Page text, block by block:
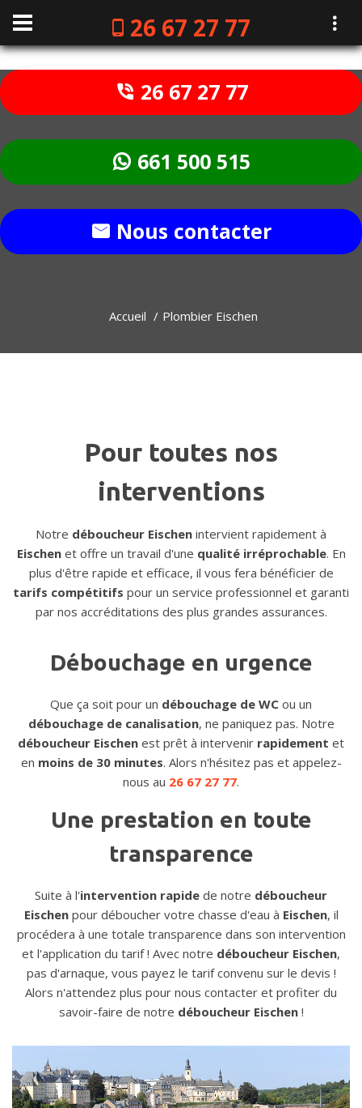
26 67 27 77
26 67 27 77
661 500 515
Nous contacter
Accueil Plombier Eischen
Pour toutes nos
interventions
Notre déboucheur Eischen intervient rapidement à
Eischenet offre un travail d'une qualité irréprochable. En
plus d'être rapide et efficace, il vous fera bénéficier de
tarifs compétitifs pour un service professionnel et garanti
par nos accréditations des plus grandes assurances.
Débouchage en urgence
Que ça soit pour un débouchage de WC ou un
débouchage de canalisation, ne paniquez pas. Notre
déboucheur Eischen est prêt à intervenir rapidement et
en moins de 30 minutes. Alors n'hésitez pas et appelez-
nous au 26 67 27 77.
Une prestation en toute
transparence
Suite à l'intervention rapide de notre déboucheur
Eischenpour déboucher votre chasse d'eau à Eischen, il
procédera à une totale transparence dans son intervention
et l'application du tarif ! Avec notre déboucheur Eischen,
pas d'arnaque, vous payez le tarif convenu sur le devis !
Alors n'attendez plus pour nous contacter et profiter du
savoir-faire de notre déboucheur Eischen!